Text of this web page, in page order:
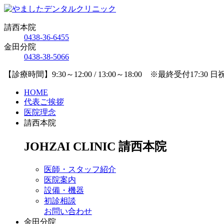
請西本院
0438-36-6455
金田分院
0438-38-5066
【診療時間】9:30～12:00 / 13:00～18:00 ※最終受付17:30 日
HOME
代表ご挨拶
医院理念
請西本院
JOHZAI CLINIC 請西本院
医師・スタッフ紹介
医院案内
設備・機器
初診相談
お問い合わせ
金田分院